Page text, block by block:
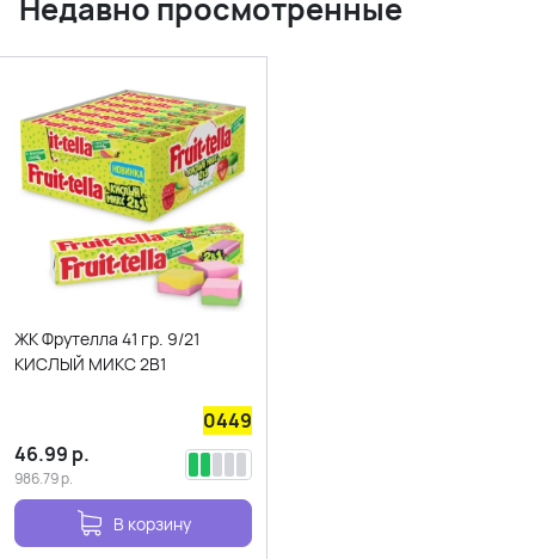
Недавно просмотренные
ЖК Фрутелла 41 гр. 9/21
КИСЛЫЙ МИКС 2В1
0449
46.99 р.
986.79р.
В корзину